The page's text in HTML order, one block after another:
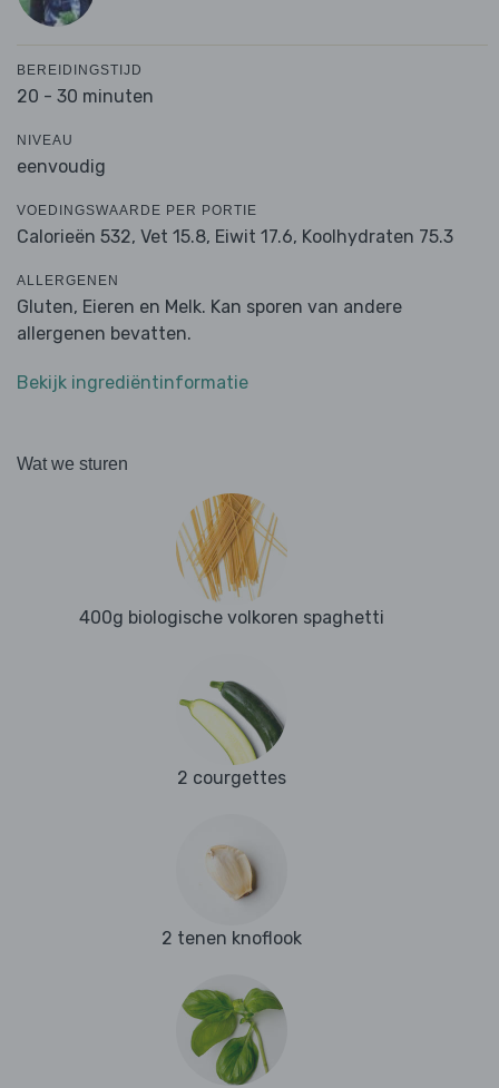
BEREIDINGSTIJD
20 - 30 minuten
NIVEAU
eenvoudig
VOEDINGSWAARDE PER PORTIE
Calorieën 532, Vet 15.8, Eiwit 17.6, Koolhydraten 75.3
ALLERGENEN
Gluten, Eieren en Melk. Kan sporen van andere
allergenen bevatten.
Bekijk ingrediëntinformatie
Wat we sturen
400g biologische volkoren spaghetti
2 courgettes
2 tenen knoflook